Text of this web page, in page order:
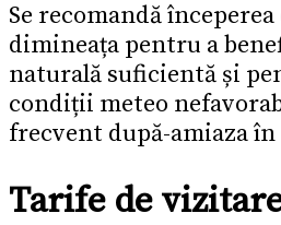
Se recomandă
dimineața pentru a
naturală suficientă și
condiții meteo
frecvent după-amiaza
Tarife de